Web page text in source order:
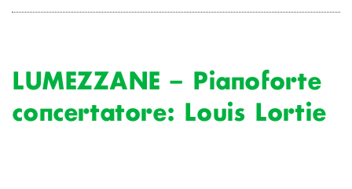
LUMEZZANE – Pianoforte
concertatore: Louis Lortie